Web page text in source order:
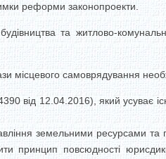
реформи законопроекти.
та житлово-
місцевого самоврядування
від 12.04.2016), який усуває
земельними ресурсами
повсюдності